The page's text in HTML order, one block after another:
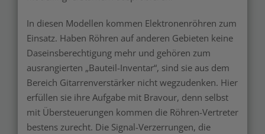
In diesen Modellen kommen Elektronenröhren zum
Einsatz. Haben Röhren auf anderen Gebieten keine
Daseinsberechtigung mehr und gehören zum
ausrangierten „Bauteil-Inventar“, sind sie aus dem
Bereich Gitarrenverstärker nicht wegzudenken. Hier
erfüllen sie ihre Aufgabe mit Bravour, denn selbst
mit Übersteuerungen kommen die Röhren-Vertreter
bestens zurecht. Die Signal-Verzerrungen, die